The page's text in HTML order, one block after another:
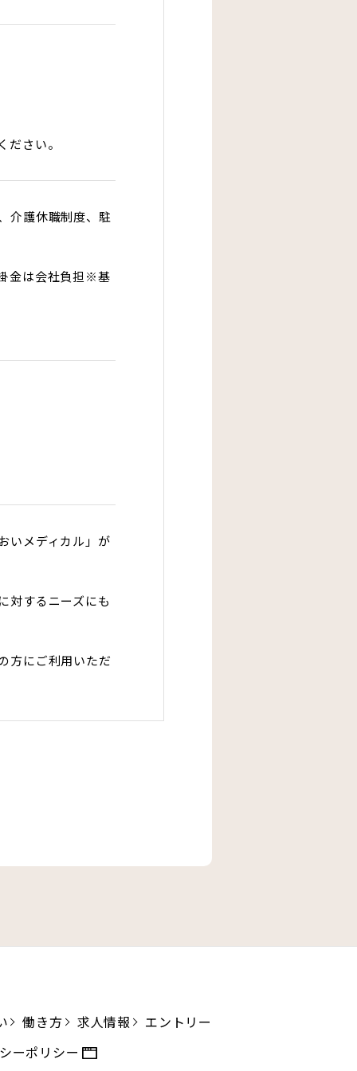
さい。
介護休職制度、駐
金は会社負担※基
いメディカル」が
対するニーズにも
方にご利用いただ
働き方 求人情報
エントリー
ーポリシー